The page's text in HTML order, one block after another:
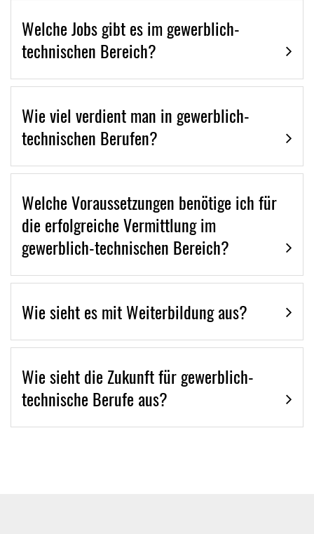
Welche Jobs gibt es im gewerblich-
technischen Bereich?
Wie viel verdient man in gewerblich-
technischen Berufen?
Welche Voraussetzungen benötige ich für
die erfolgreiche Vermittlung im
gewerblich-technischen Bereich?
Wie sieht es mit Weiterbildung aus?
Wie sieht die Zukunft für gewerblich-
technische Berufe aus?